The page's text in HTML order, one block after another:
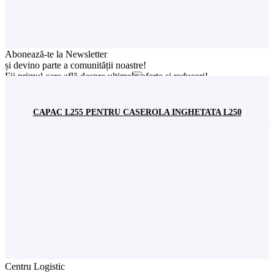
CAPAC L255 PENTRU CASEROLA INGHETATA L250
Abonează-te la Newsletter
și devino parte a comunității noastre!
Fii primul care află despre ultimele oferte și reduceri!
confidențialitate
Centru Logistic